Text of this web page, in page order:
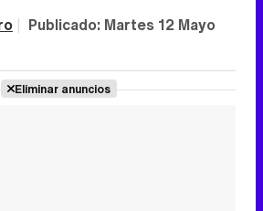
| Publicado: Martes 12 Mayo
Eliminar anuncios